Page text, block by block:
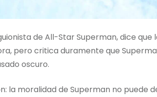
de All-Star Superman, dice
pero critica duramente que
oscuro.
la moralidad de Superman no puede